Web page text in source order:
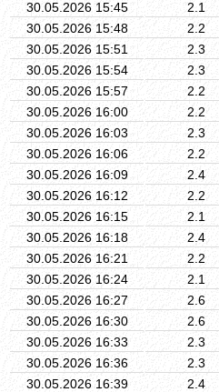
30.05.2026 15:45
2.1
30.05.2026 15:48
2.2
30.05.2026 15:51
2.3
30.05.2026 15:54
2.3
30.05.2026 15:57
2.2
30.05.2026 16:00
2.2
30.05.2026 16:03
2.3
30.05.2026 16:06
2.2
30.05.2026 16:09
2.4
30.05.2026 16:12
2.2
30.05.2026 16:15
2.1
30.05.2026 16:18
2.4
30.05.2026 16:21
2.2
30.05.2026 16:24
2.1
30.05.2026 16:27
2.6
30.05.2026 16:30
2.6
30.05.2026 16:33
2.3
30.05.2026 16:36
2.3
30.05.2026 16:39
2.4